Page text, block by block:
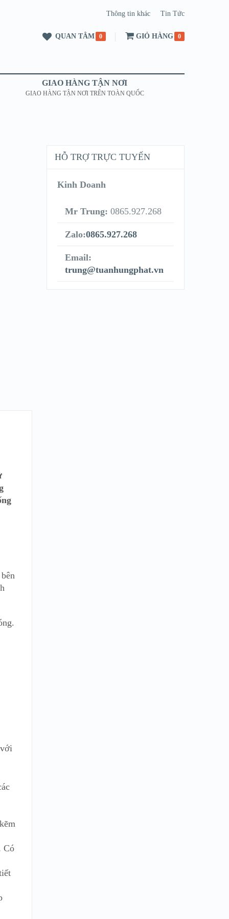
Thông tin khác Tin Tức
QUAN TÂM 0 GIỎ HÀNG 0
GIAO HÀNG TẬN NƠI
GIAO HÀNG TẬN NƠI TRÊN TOÀN QUỐC
Có
HỖ TRỢ TRỰC TUYẾN
Kinh Doanh
Mr Trung: 0865.927.268
Zalo:0865.927.268
Email:
trung@tuanhungphat.vn